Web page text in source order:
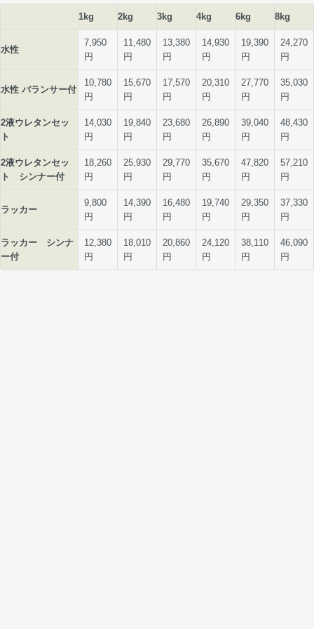
1kg 2kg 3kg 4kg 6kg 8kg
水性
7,950
円
11,480
円
13,380
円
14,930
円
19,390
円
24,270
円
水性 バランサー付
10,780
円
15,670
円
17,570
円
20,310
円
27,770
円
35,030
円
2液ウレタンセッ
ト
14,030
円
19,840
円
23,680
円
26,890
円
39,040
円
48,430
円
2液ウレタンセッ
ト シンナー付
18,260
円
25,930
円
29,770
円
35,670
円
47,820
円
57,210
円
ラッカー
9,800
円
14,390
円
16,480
円
19,740
円
29,350
円
37,330
円
ラッカー シンナ
ー付
12,380
円
18,010
円
20,860
円
24,120
円
38,110
円
46,090
円